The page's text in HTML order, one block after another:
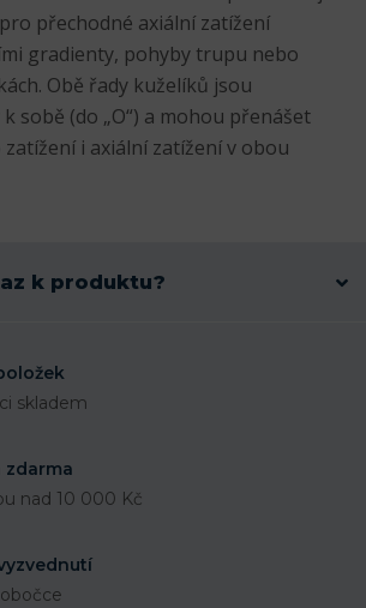
přechodné axiální zatížení
gradienty, pohyby trupu nebo
Obě řady kuželíků jsou
sobě (do „O“) a mohou přenášet
i axiální zatížení v obou
k produktu?
skladem
zdarma
nad 10 000 Kč